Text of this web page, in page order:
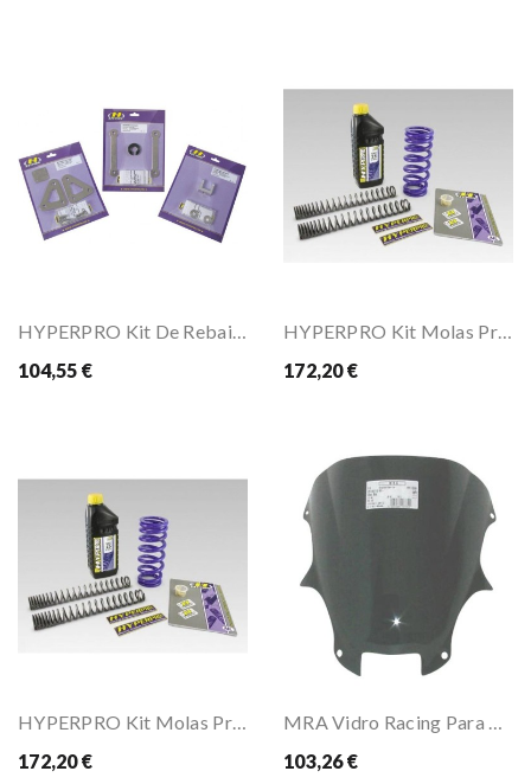
HYPERPRO Kit De Rebaixamento (-30mm) Para X11 99-
104,55 €
HYPERPRO Kit Molas Progressivas Para ST1100 PAN...
172,20 €
HYPERPRO Kit Molas Progressivas Para VTR 1000 F...
172,20 €
103,26 €